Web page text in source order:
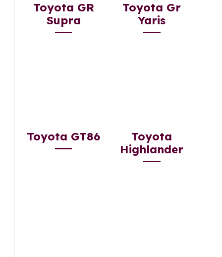
Toyota GR
Supra
Toyota Gr
Yaris
Toyota GT86
Toyota
Highlander